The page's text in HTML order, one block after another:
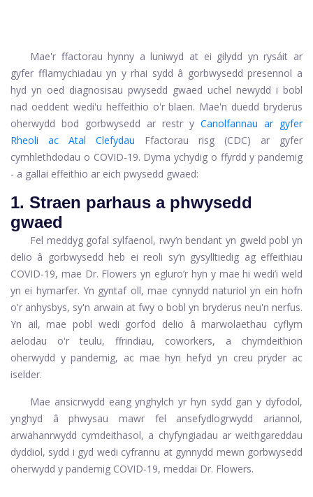
Mae'r ffactorau hynny a luniwyd at ei gilydd yn rysáit ar
gyfer fflamychiadau yn y rhai sydd â gorbwysedd presennol a
hyd yn oed diagnosisau pwysedd gwaed uchel newydd i bobl
nad oeddent wedi'u heffeithio o'r blaen. Mae'n duedd bryderus
oherwydd bod gorbwysedd ar restr y Canolfannau ar gyfer
Rheoli ac Atal Clefydau
Ffactorau risg (CDC) ar gyfer
cymhlethdodau o COVID-19. Dyma ychydig o ffyrdd y pandemig
- a gallai effeithio ar eich pwysedd gwaed:
1. Straen parhaus a phwysedd
gwaed
Fel meddyg gofal sylfaenol, rwy’n bendant yn gweld pobl yn
delio â gorbwysedd heb ei reoli sy’n gysylltiedig ag effeithiau
COVID-19, mae Dr. Flowers yn egluro’r hyn y mae hi wedi’i weld
yn ei hymarfer. Yn gyntaf oll, mae cynnydd naturiol yn ein hofn
o'r anhysbys, sy'n arwain at fwy o bobl yn bryderus neu'n nerfus.
Yn ail, mae pobl wedi gorfod delio â marwolaethau cyflym
aelodau o'r teulu, ffrindiau, coworkers, a chymdeithion
oherwydd y pandemig, ac mae hyn hefyd yn creu pryder ac
iselder.
Mae ansicrwydd eang ynghylch yr hyn sydd gan y dyfodol,
ynghyd â phwysau mawr fel ansefydlogrwydd ariannol,
arwahanrwydd cymdeithasol, a chyfyngiadau ar weithgareddau
dyddiol, sydd i gyd wedi cyfrannu at gynnydd mewn gorbwysedd
oherwydd y pandemig COVID-19, meddai Dr. Flowers.